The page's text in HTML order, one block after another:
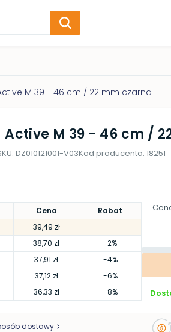
M 39 - 46 cm / 22 mm czarna
Active M 39 - 46 cm /
DZ010121001-V03Kod producenta: 18251
Cena
Rabat
39,49 zł
-
38,70 zł
-2%
37,91 zł
-4%
37,12 zł
-6%
36,33 zł -8%
dostawy